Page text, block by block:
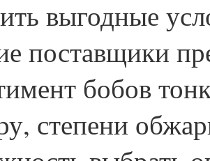
выгодные
поставщики
бобов
степени